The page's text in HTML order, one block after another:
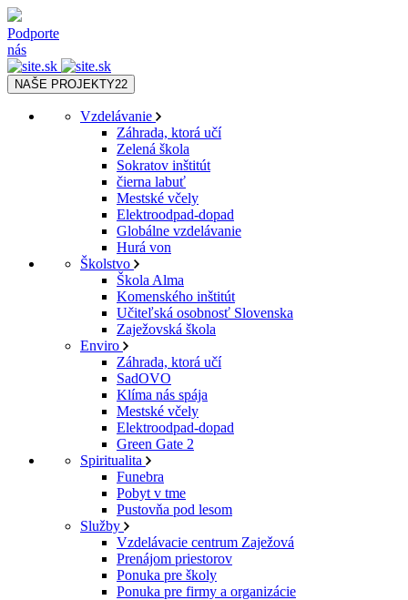
Podporte
nás
NAŠE PROJEKTY22
Vzdelávanie
Záhrada, ktorá učí
Zelená škola
Sokratov inštitút
čierna labuť
Mestské včely
Elektroodpad-dopad
Globálne vzdelávanie
Hurá von
Školstvo
Škola Alma
Komenského inštitút
Učiteľská osobnosť Slovenska
Zaježovská škola
Enviro
Záhrada, ktorá učí
SadOVO
Klíma nás spája
Mestské včely
Elektroodpad-dopad
Green Gate 2
Spiritualita
Funebra
Pobyt v tme
Pustovňa pod lesom
Služby
Vzdelávacie centrum Zaježová
Prenájom priestorov
Ponuka pre školy
Ponuka pre firmy a organizácie